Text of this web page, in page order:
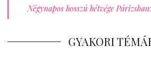
Négynapos hosszú hétvége
GYAKORI